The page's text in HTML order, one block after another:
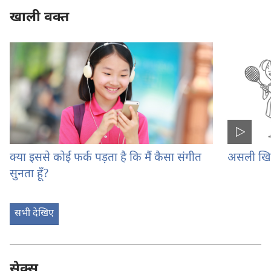
खाली वक्‍त
क्या इससे कोई फर्क पड़ता है कि मैं कैसा संगीत
सुनता हूँ?
असली
सभी देखिए